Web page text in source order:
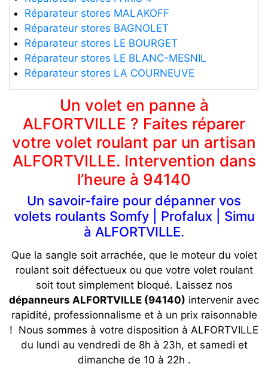
Réparateur stores MALAKOFF
Réparateur stores BAGNOLET
Réparateur stores LE BOURGET
Réparateur stores LE BLANC-MESNIL
Réparateur stores LA COURNEUVE
Un volet en panne à
ALFORTVILLE ? Faites réparer
votre volet roulant par un artisan
ALFORTVILLE. Intervention dans
l’heure à 94140
Un savoir-faire pour dépanner vos
volets roulants Somfy | Profalux | Simu
à ALFORTVILLE.
Que la sangle soit arrachée, que le moteur du volet
roulant soit défectueux ou que votre volet roulant
soit tout simplement bloqué. Laissez nos
dépanneurs ALFORTVILLE (94140) intervenir avec
rapidité, professionnalisme et à un prix raisonnable
! Nous sommes à votre disposition à ALFORTVILLE
du lundi au vendredi de 8h à 23h, et samedi et
dimanche de 10 à 22h .